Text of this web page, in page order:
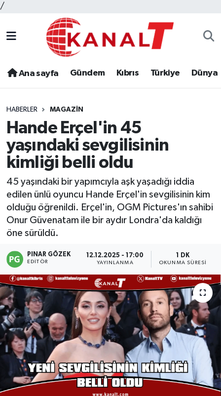
/
Ana sayfa Gündem Kıbrıs Türkiye Dünya
HABERLER MAGAZIN
Hande Erçel'in 45
yaşındaki sevgilisinin
kimliği belli oldu
45 yaşındaki bir yapımcıyla aşk yaşadığı iddia
edilen ünlü oyuncu Hande Erçel'in sevgilisinin kim
olduğu öğrenildi. Erçel'in, OGM Pictures'ın sahibi
Onur Güvenatam ile bir aydır Londra'da kaldığı
öne sürüldü.
PINAR GÖZEK
EDITÖR
12.12.2025 - 17:00
YAYINLANMA
1 DK
OKUNMA SÜRESI